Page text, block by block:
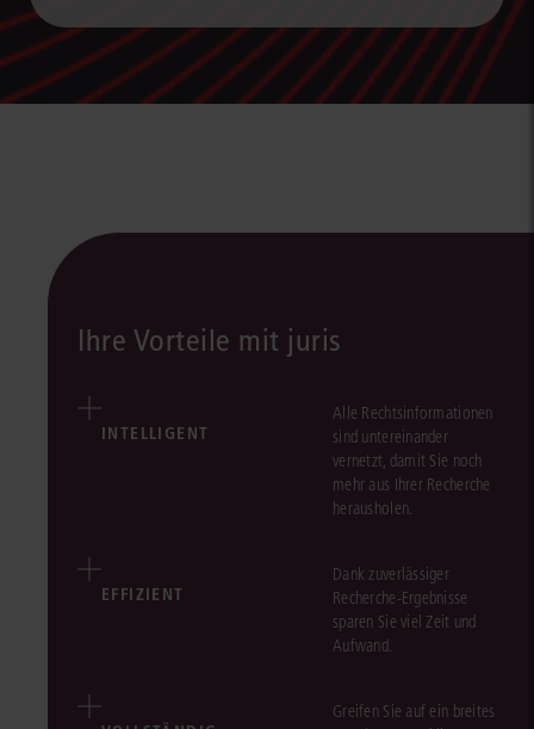
Ihre Vorteile mit juris
INTELLIGENT
Alle Rechtsinformationen
sind untereinander
vernetzt, damit Sie noch
mehr aus Ihrer Recherche
herausholen.
EFFIZIENT
Dank zuverlässiger
Recherche-Ergebnisse
sparen Sie viel Zeit und
Aufwand.
Greifen Sie auf ein breites